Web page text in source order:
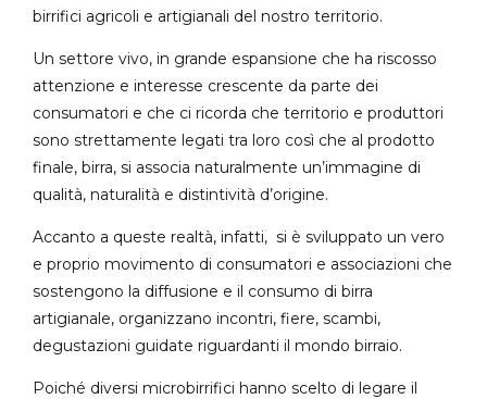
birrifici agricoli e artigianali del nostro territorio.
Un settore vivo, in grande espansione che ha riscosso
attenzione e interesse crescente da parte dei
consumatori e che ci ricorda che territorio e produttori
sono strettamente legati tra loro così che al prodotto
finale, birra, si associa naturalmente un’immagine di
qualità, naturalità e distintività d’origine.
Accanto a queste realtà, infatti, si è sviluppato un vero
e proprio movimento di consumatori e associazioni che
sostengono la diffusione e il consumo di birra
artigianale, organizzano incontri, fiere, scambi,
degustazioni guidate riguardanti il mondo birraio.
Poiché diversi microbirrifici hanno scelto di legare il